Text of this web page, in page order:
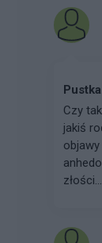
Czy
jakiś
złości...